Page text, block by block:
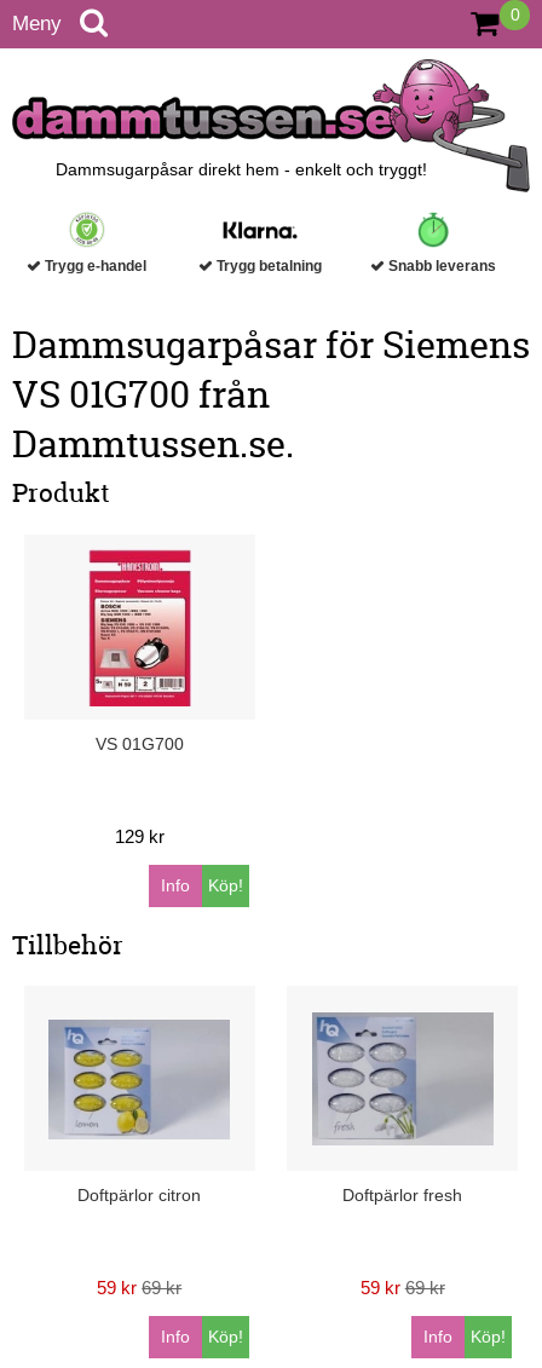
Meny 0
Dammsugarpåsar direkt hem - enkelt och tryggt!
Trygg e-handel Trygg betalning Snabb leverans
Dammsugarpåsar för Siemens
VS 01G700 från
Dammtussen.se.
Produkt
VS 01G700
129 kr
Köp!
Info
Tillbehör
Doftpärlor citron
59 kr 69 kr
Köp!
Info
Doftpärlor fresh
59 kr 69 kr
Köp!
Info